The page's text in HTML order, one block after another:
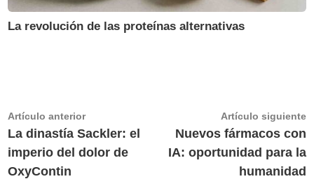
La revolución de las proteínas alternativas
Navegación
de
entradas
Artículo anteriorArtículo
anterior:
La dinastía Sackler: el
imperio del dolor de
OxyContin
Artículo siguiente
Nuevos fármacos con
IA: oportunidad para la
humanidad